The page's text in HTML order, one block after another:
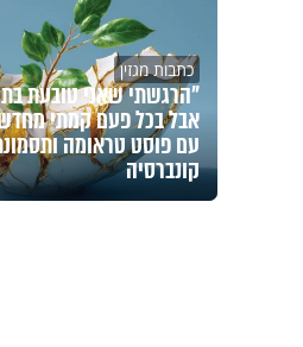
כתבות מגזין
"הרגשתי שאני טובעת
אבל בכל פעם קמתי
עם פוסט טראומה
קונברסיה